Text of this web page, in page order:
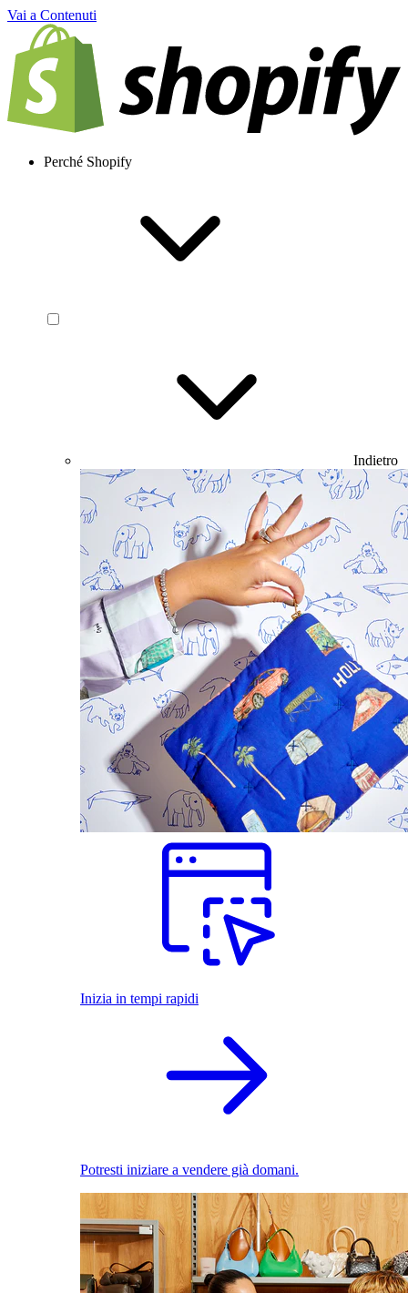
Vai a Contenuti
Perché Shopify
Indietro
Inizia in tempi rapidi
Potresti iniziare a vendere già domani.